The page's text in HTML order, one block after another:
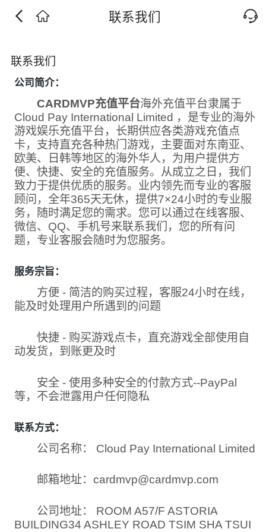
联系我们
联系我们
公司简介：
CARDMVP充值平台海外充值平台隶属于
Cloud Pay International Limited ， 是专业的海外
游戏娱乐充值平台，长期供应各类游戏充值点
卡，支持直充各种热门游戏，主要面对东南亚、
欧美、日韩等地区的海外华人，为用户提供方
便、快捷、安全的充值服务。从成立之日，我们
致力于提供优质的服务。业内领先而专业的客服
顾问，全年365天无休，提供7×24小时的专业服
务，随时满足您的需求。您可以通过在线客服、
微信、QQ、手机号来联系我们，您的所有问
题，专业客服会随时为您服务。
服务宗旨：
方便 - 简洁的购买过程，客服24小时在线，
能及时处理用户所遇到的问题
快捷 - 购买游戏点卡，直充游戏全部使用自
动发货，到账更及时
安全 - 使用多种安全的付款方式--PayPal
等，不会泄露用户任何隐私
联系方式：
公司名称： Cloud Pay International Limited
邮箱地址：cardmvp@cardmvp.com
公司地址： ROOM A57/F ASTORIA
BUILDING34 ASHLEY ROAD TSIM SHA TSUI